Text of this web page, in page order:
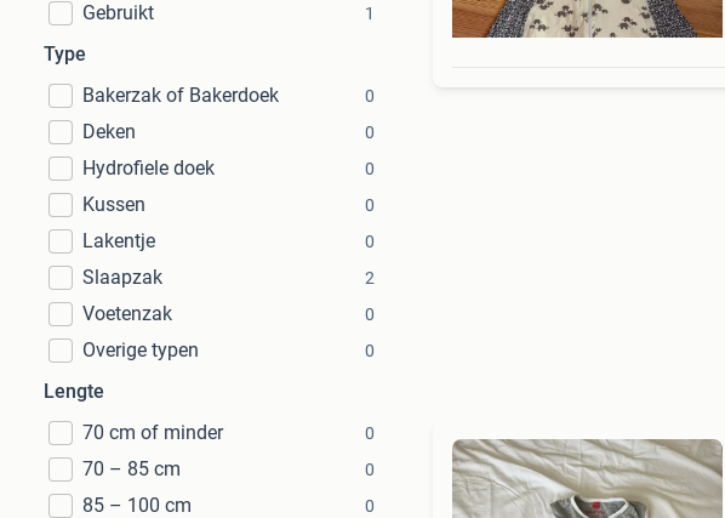
Gebruikt 1
Type
Bakerzak of Bakerdoek
0
Deken 0
Hydrofiele doek 0
Kussen 0
Lakentje 0
Slaapzak 2
Voetenzak 0
Overige typen 0
Lengte
70 cm of minder
0
70 – 85 cm 0
85 – 100 cm 0